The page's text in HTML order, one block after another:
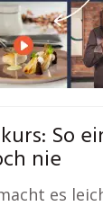
So
nie
es